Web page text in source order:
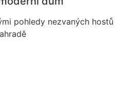
pohledy nezvaných hostů